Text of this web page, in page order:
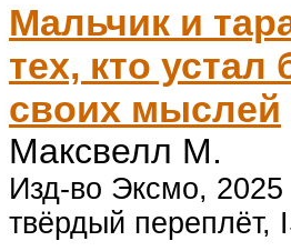
Мальчик и
тех, кто
своих мыслей
Максвелл М.
Изд-во Эксмо, 2025
твёрдый переплёт,